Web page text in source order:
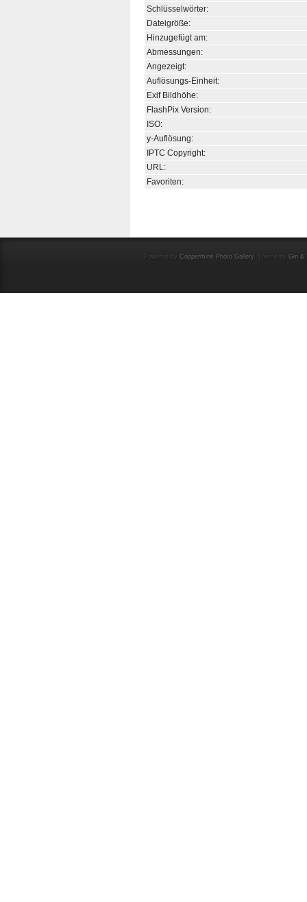
Schlüsselwörter:
Dateigröße:
Hinzugefügt am:
Abmessungen:
Angezeigt:
Auflösungs-Einheit:
Exif Bildhöhe:
FlashPix Version:
ISO:
y-Auflösung:
IPTC Copyright:
URL:
Favoriten:
Powered by Coppermine Photo Gallery. Theme by Gin &